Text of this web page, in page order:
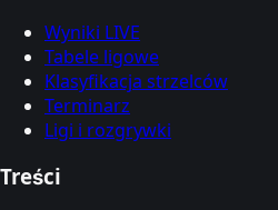
Wyniki LIVE
Tabele ligowe
Klasyfikacja strzelców
Terminarz
Ligi i rozgrywki
Treści